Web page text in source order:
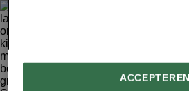
ACCEPTEREN